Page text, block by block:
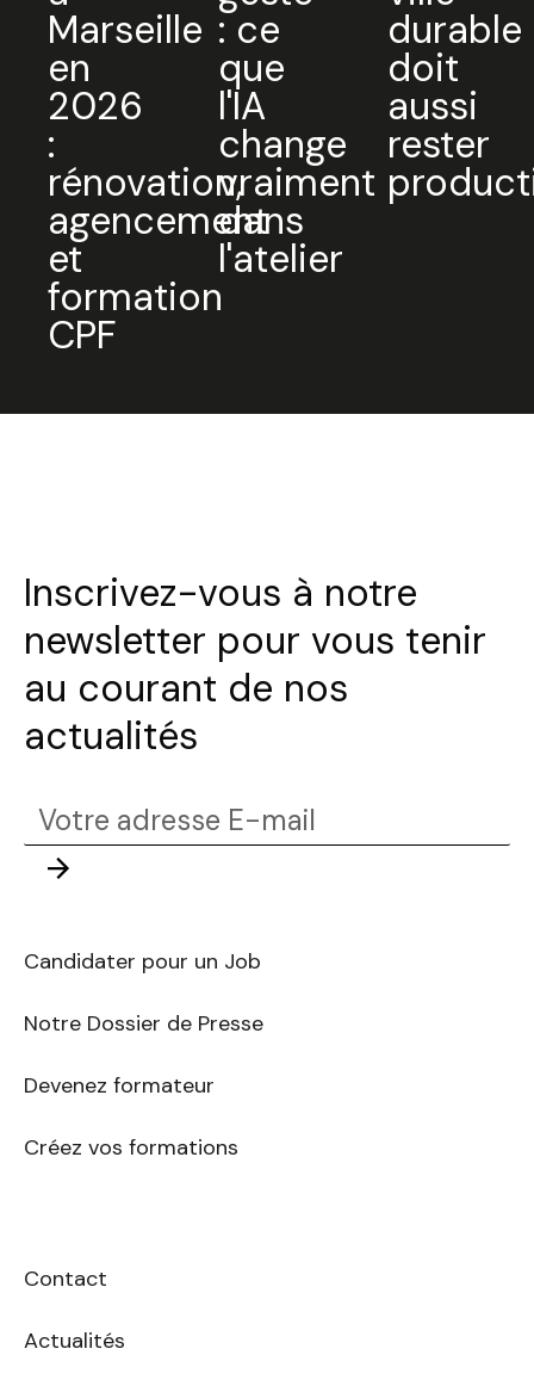
Marseille
en
2026
:
rénovation,
agencement
et
formation
CPF
: ce
que
l'IA
change
vraiment
dans
l'atelier
durable
doit
aussi
rester
Inscrivez-vous à notre
newsletter pour vous tenir
au courant de nos
actualités
Votre
adresse
E-
Envoyer
Candidater pour un Job
Notre Dossier de Presse
Devenez formateur
Créez vos formations
Contact
Actualités